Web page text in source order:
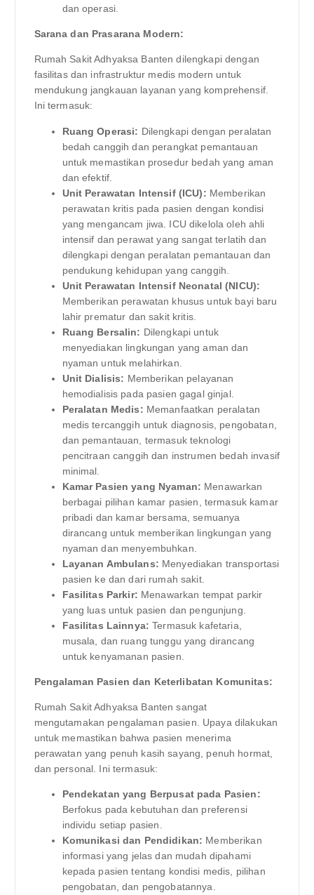
dan operasi.
Sarana dan Prasarana Modern:
Rumah Sakit Adhyaksa Banten dilengkapi dengan
fasilitas dan infrastruktur medis modern untuk
mendukung jangkauan layanan yang komprehensif.
Ini termasuk:
Ruang Operasi: Dilengkapi dengan peralatan
bedah canggih dan perangkat pemantauan
untuk memastikan prosedur bedah yang aman
dan efektif.
Unit Perawatan Intensif (ICU): Memberikan
perawatan kritis pada pasien dengan kondisi
yang mengancam jiwa. ICU dikelola oleh ahli
intensif dan perawat yang sangat terlatih dan
dilengkapi dengan peralatan pemantauan dan
pendukung kehidupan yang canggih.
Unit Perawatan Intensif Neonatal (NICU):
Memberikan perawatan khusus untuk bayi baru
lahir prematur dan sakit kritis.
Ruang Bersalin: Dilengkapi untuk
menyediakan lingkungan yang aman dan
nyaman untuk melahirkan.
Unit Dialisis: Memberikan pelayanan
hemodialisis pada pasien gagal ginjal.
Peralatan Medis: Memanfaatkan peralatan
medis tercanggih untuk diagnosis, pengobatan,
dan pemantauan, termasuk teknologi
pencitraan canggih dan instrumen bedah invasif
minimal.
Kamar Pasien yang Nyaman: Menawarkan
berbagai pilihan kamar pasien, termasuk kamar
pribadi dan kamar bersama, semuanya
dirancang untuk memberikan lingkungan yang
nyaman dan menyembuhkan.
Layanan Ambulans: Menyediakan transportasi
pasien ke dan dari rumah sakit.
Fasilitas Parkir: Menawarkan tempat parkir
yang luas untuk pasien dan pengunjung.
Fasilitas Lainnya: Termasuk kafetaria,
musala, dan ruang tunggu yang dirancang
untuk kenyamanan pasien.
Pengalaman Pasien dan Keterlibatan Komunitas:
Rumah Sakit Adhyaksa Banten sangat
mengutamakan pengalaman pasien. Upaya dilakukan
untuk memastikan bahwa pasien menerima
perawatan yang penuh kasih sayang, penuh hormat,
dan personal. Ini termasuk:
Pendekatan yang Berpusat pada Pasien:
Berfokus pada kebutuhan dan preferensi
individu setiap pasien.
Komunikasi dan Pendidikan: Memberikan
informasi yang jelas dan mudah dipahami
kepada pasien tentang kondisi medis, pilihan
pengobatan, dan pengobatannya.